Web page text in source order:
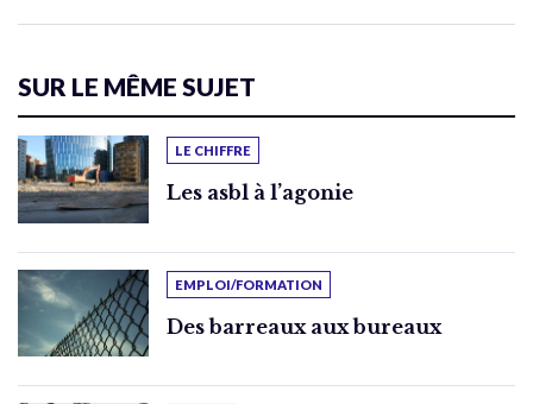
SUR LE MÊME SUJET
LE CHIFFRE
Les asbl à l’agonie
EMPLOI/FORMATION
Des barreaux aux bureaux